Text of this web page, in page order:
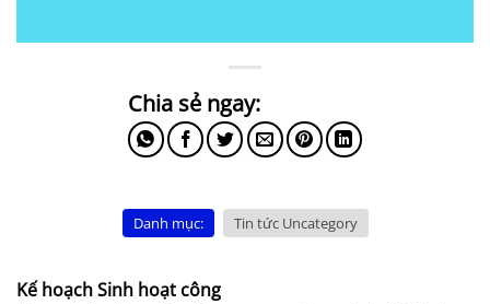
Danh mục: Tin tức Uncategory
Kế hoạch Sinh hoạt công